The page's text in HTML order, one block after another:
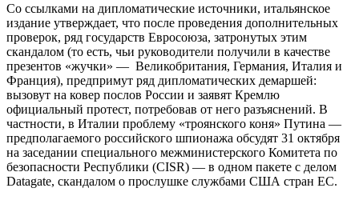
Со ссылками на дипломатические источники, итальянское
издание утверждает, что после проведения дополнительных
проверок, ряд государств Евросоюза, затронутых этим
скандалом (то есть, чьи руководители получили в качестве
презентов «жучки» — Великобритания, Германия, Италия и
Франция), предпримут ряд дипломатических демаршей:
вызовут на ковер послов России и заявят Кремлю
официальный протест, потребовав от него разъяснений. В
частности, в Италии проблему «троянского коня» Путина —
предполагаемого российского шпионажа обсудят 31 октября
на заседании специального межминистерского Комитета по
безопасности Республики (CISR) — в одном пакете с делом
Datagate, скандалом о прослушке службами США стран ЕС.